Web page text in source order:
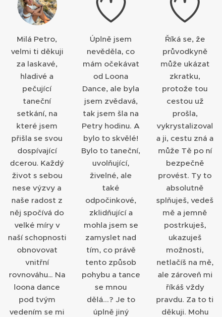
Milá Petro,
velmi ti děkuji
za laskavé,
hladivé a
pečující
taneční
setkání, na
které jsem
přišla se svou
dospívající
dcerou. Každý
život s sebou
nese výzvy a
naše radost z
něj spočívá do
velké míry v
naší schopnosti
obnovovat
vnitřní
rovnováhu… Na
loona dance
pod tvým
vedením se mi
Úplně jsem
nevěděla, co
mám očekávat
od Loona
Dance, ale byla
jsem zvědavá,
tak jsem šla na
Petry hodinu. A
bylo to skvělé!
Bylo to taneční,
uvolňující,
živelné, ale
také
odpočinkové,
zklidňující a
mohla jsem se
zamyslet nad
tím, co právě
tento způsob
pohybu a tance
se mnou
dělá...? Je to
úplně jiný
Říká se, že
průvodkyně
může ukázat
zkratku,
protože tou
cestou už
prošla,
vykrystalizoval
a ji, cestu zná a
může Tě po ní
bezpečně
provést. Ty to
absolutně
splňuješ, vedeš
mě a jemně
postrkuješ,
ukazuješ
možnosti,
netlačíš na mě,
ale zároveň mi
říkáš vždy
pravdu. Za to ti
děkuji. Mohu